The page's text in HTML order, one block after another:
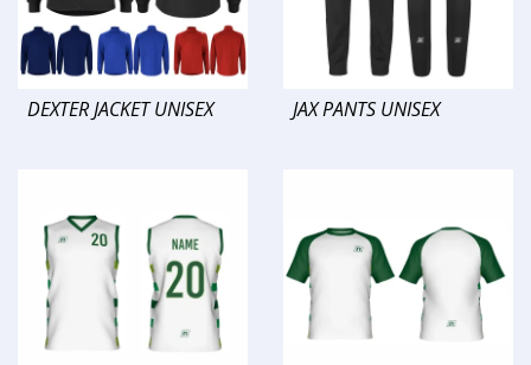
DEXTER JACKET UNISEX JAX PANTS UNISEX